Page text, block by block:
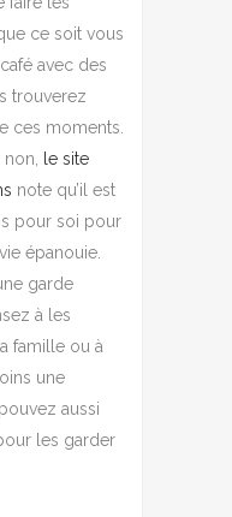
ce soit vous
avec des
trouverez
ces moments.
le site
note qu’il est
pour soi pour
épanouie.
garde
à les
famille ou à
une
aussi
les garder